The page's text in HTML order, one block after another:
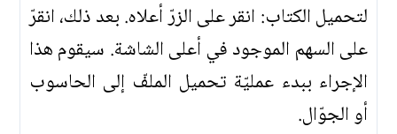
لتحميل الكتاب: انقر على الزرّ أعلاه. بعد ذلك، انقرّ
على السهم الموجود في أعلى الشاشة. سيقوم هذا
الإجراء ببدء عمليّة تحميل الملفّ إلى الحاسوب
أو الجوّال.